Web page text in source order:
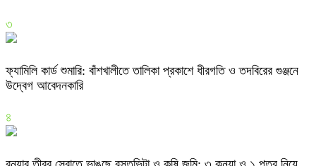
৩
ফ্যামিলি কার্ড শুমারি: বাঁশখালীতে তালিকা প্রকাশে ধীরগতি ও তদবিরের গুঞ্জনে
উদ্বেগ আবেদনকারি
৪